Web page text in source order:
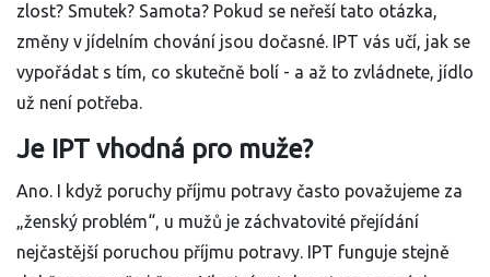
zlost? Smutek? Samota? Pokud se neřeší tato otázka,
změny v jídelním chování jsou dočasné. IPT vás učí, jak se
vypořádat s tím, co skutečně bolí - a až to zvládnete, jídlo
už není potřeba.
Je IPT vhodná pro muže?
Ano. I když poruchy příjmu potravy často považujeme za
„ženský problém“, u mužů je záchvatovité přejídání
nejčastější poruchou příjmu potravy. IPT funguje stejně